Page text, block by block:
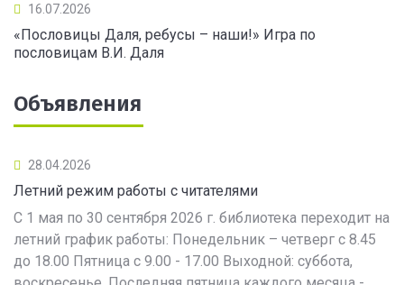
16.07.2026
«Пословицы Даля, ребусы – наши!» Игра по
пословицам В.И. Даля
Объявления
28.04.2026
Летний режим работы с читателями
С 1 мая по 30 сентября 2026 г. библиотека переходит на
летний график работы: Понедельник – четверг с 8.45
до 18.00 Пятница с 9.00 - 17.00 Выходной: суббота,